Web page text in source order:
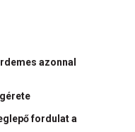
azonnal
fordulat a